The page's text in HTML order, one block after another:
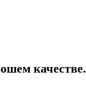
качестве.